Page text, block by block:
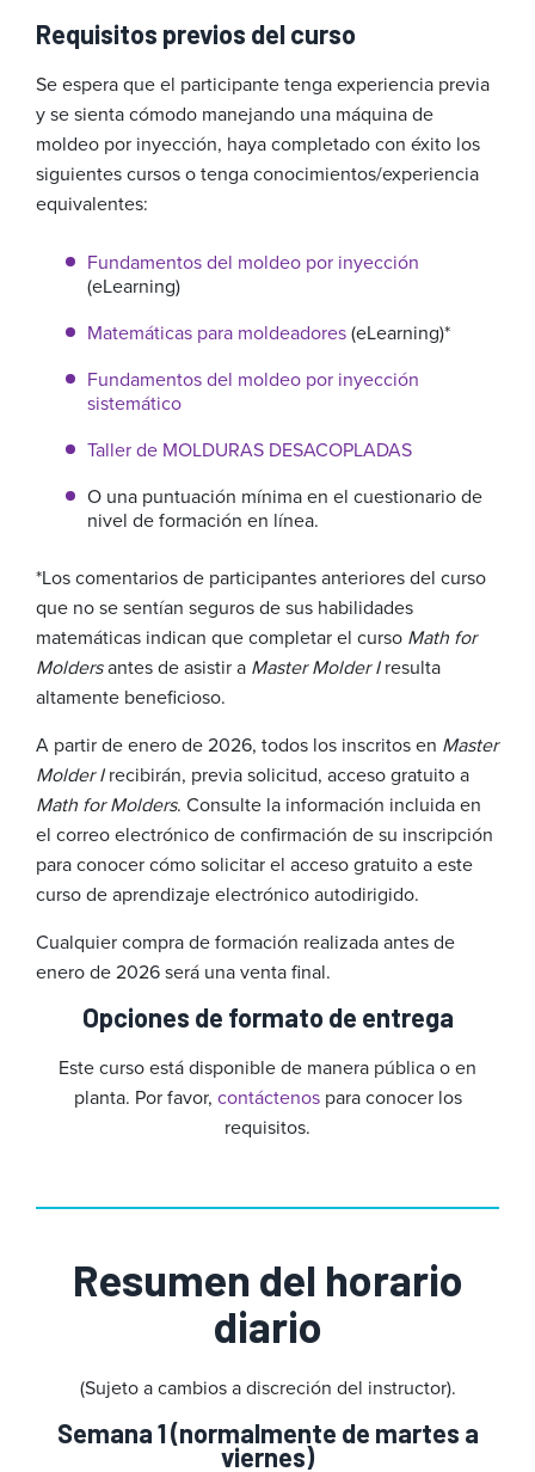
Requisitos previos del curso
Se espera que el participante tenga experiencia previa
y se sienta cómodo manejando una máquina de
moldeo por inyección, haya completado con éxito los
siguientes cursos o tenga conocimientos/experiencia
equivalentes:
Fundamentos del moldeo por inyección
(eLearning)
Matemáticas para moldeadores(eLearning)*
Fundamentos del moldeo por inyección
sistemático
Taller de MOLDURAS DESACOPLADAS
O una puntuación mínima en el cuestionario de
nivel de formación en línea.
*Los comentarios de participantes anteriores del curso
que no se sentían seguros de sus habilidades
matemáticas indican que completar el curso Math for
Moldersantes de asistir a Master Molder Iresulta
altamente beneficioso.
A partir de enero de 2026, todos los inscritos en Master
Molder Irecibirán, previa solicitud, acceso gratuito a
Math for Molders. Consulte la información incluida en
el correo electrónico de confirmación de su inscripción
para conocer cómo solicitar el acceso gratuito a este
curso de aprendizaje electrónico autodirigido.
Cualquier compra de formación realizada antes de
enero de 2026 será una venta final.
Opciones de formato de entrega
Este curso está disponible de manera pública o en
planta. Por favor, contáctenospara conocer los
requisitos.
Resumen del horario
diario
(Sujeto a cambios a discreción del instructor).
Semana 1 (normalmente de martes a
viernes)